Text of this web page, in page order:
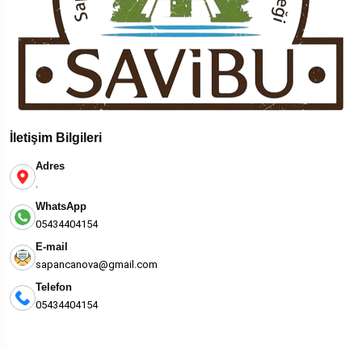
İletişim Bilgileri
Adres
.
WhatsApp
05434404154
E-mail
sapancanova@gmail.com
Telefon
05434404154